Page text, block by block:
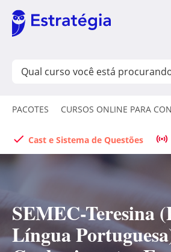
PACOTES CURSOS ONLINE PARA
Cast e Sistema de Questões
SEMEC-Teresina
Língua